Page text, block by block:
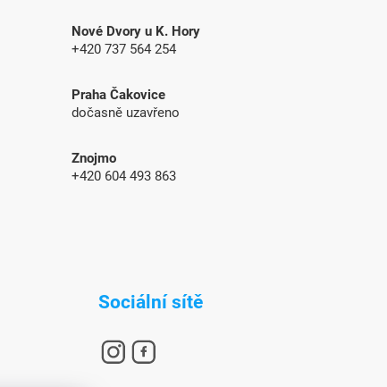
Nové Dvory u K. Hory
+420 737 564 254
Praha Čakovice
dočasně uzavřeno
Znojmo
+420 604 493 863
Sociální sítě